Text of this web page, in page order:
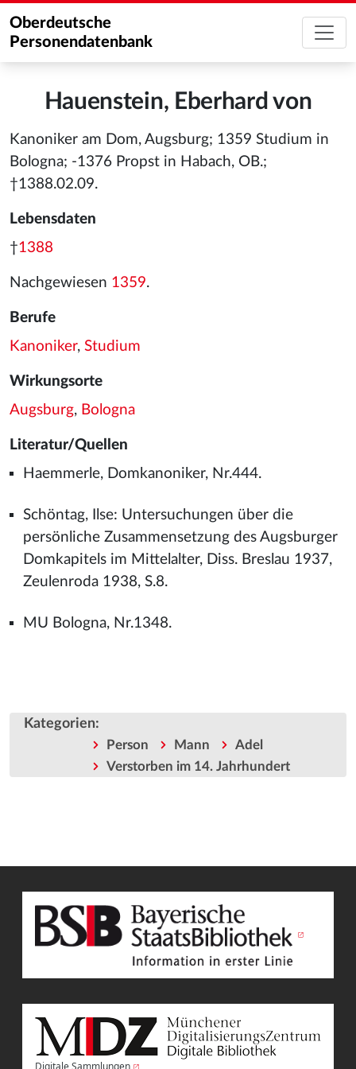
Oberdeutsche
Personendatenbank
Hauenstein, Eberhard von
Kanoniker am Dom, Augsburg; 1359 Studium in
Bologna; -1376 Propst in Habach, OB.;
†1388.02.09.
Lebensdaten
†1388
Nachgewiesen 1359.
Berufe
Kanoniker, Studium
Wirkungsorte
Augsburg, Bologna
Literatur/Quellen
Haemmerle, Domkanoniker, Nr.444.
Schöntag, Ilse: Untersuchungen über die
persönliche Zusammensetzung des Augsburger
Domkapitels im Mittelalter, Diss. Breslau 1937,
Zeulenroda 1938, S.8.
MU Bologna, Nr.1348.
Kategorien:
Person Mann
Adel
Verstorben im 14. Jahrhundert